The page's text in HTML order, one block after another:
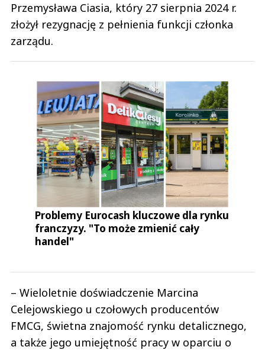
Przemysława Ciasia, który 27 sierpnia 2024 r.
złożył rezygnację z pełnienia funkcji członka
zarządu.
Problemy Eurocash kluczowe dla rynku
franczyzy. "To może zmienić cały
handel"
– Wieloletnie doświadczenie Marcina
Celejowskiego u czołowych producentów
FMCG, świetna znajomość rynku detalicznego,
a także jego umiejętność pracy w oparciu o